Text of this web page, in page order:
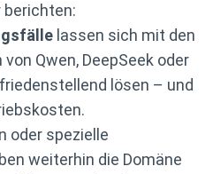
berichten:
lassen sich mit den
Qwen, DeepSeek oder
lösen – und
oder spezielle
weiterhin die Domäne